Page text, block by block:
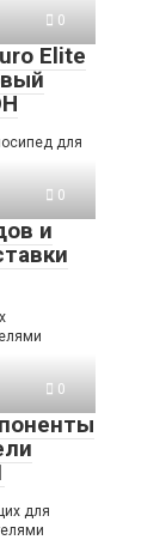
0
Elite
для
0
и
0
для